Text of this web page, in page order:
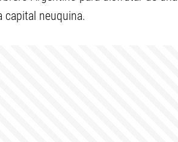
capital neuquina.